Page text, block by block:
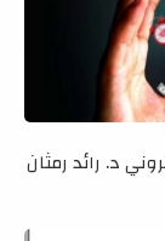
د. رائد رمثان